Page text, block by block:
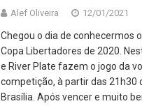
Alef Oliveira 12/01/2021
Chegou o dia de conhecermos
Copa Libertadores de 2020.
e River Plate fazem o jogo da
competição, à partir das 21h30
Brasília. Após vencer e muito